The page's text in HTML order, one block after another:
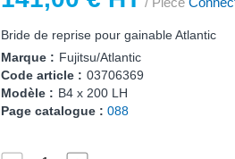
Bride de reprise pour gainable Atlantic
Marque : Fujitsu/Atlantic
Code article : 03706369
Modèle : B4 x 200 LH
Page catalogue : 088